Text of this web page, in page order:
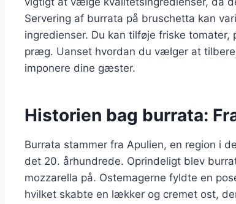
Servering af burrata på bruschetta kan
ingredienser. Du kan tilføje friske
præg. Uanset hvordan du vælger at
imponere dine gæster.
Historien bag burrata:
Burrata stammer fra Apulien, en region i
det 20. århundrede. Oprindeligt blev
mozzarella på. Ostemagerne fyldte en
hvilket skabte en lækker og cremet ost,